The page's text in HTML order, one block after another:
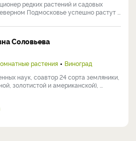
редких растений и садовых
Подмосковье успешно растут ...
Соловьева
растения
Виноград
наук, соавтор 24 сорта земляники,
золотистой и американской), ...